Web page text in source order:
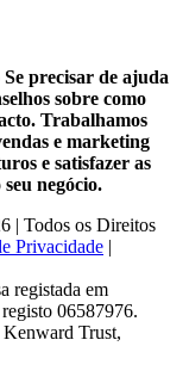
precisar de ajuda
sobre como
Trabalhamos
e marketing
e satisfazer as
negócio.
| Todos os Direitos
Privacidade |
registada em
06587976.
Kenward Trust,